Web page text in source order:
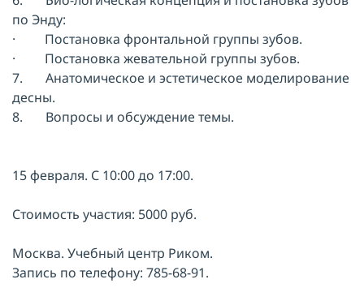
по Энду:
· Постановка фронтальной группы зубов.
· Постановка жевательной группы зубов.
7. Анатомическое и эстетическое моделирование
десны.
8. Вопросы и обсуждение темы.
15 февраля. С 10:00 до 17:00.
Стоимость участия: 5000 руб.
Москва. Учебный центр Риком.
Запись по телефону: 785-68-91.